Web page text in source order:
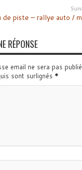
de piste – rallye auto /
RÉPONSE
email ne sera pas
sont surlignés *